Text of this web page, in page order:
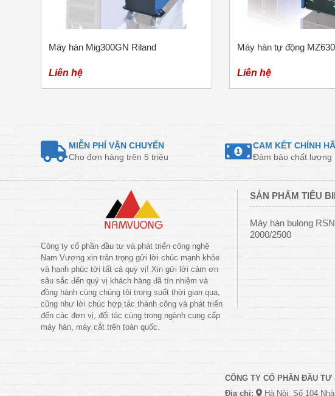
Máy hàn Mig300GN Riland
Liên hệ
Máy hàn tự động
Liên hệ
MIỄN PHÍ VẬN CHUYỂN
Cho đơn hàng trên 5 triệu
CAM KẾT CHÍNH
Đảm bảo chất lượng
Công ty cổ phần đầu tư và phát triển công nghệ
Nam Vượng xin trân trọng gửi lời chúc mạnh khỏe
và hạnh phúc tới tất cả quý vị! Xin gửi lời cảm ơn
sâu sắc đến quý vị khách hàng đã tín nhiệm và
đồng hành cùng chúng tôi trong suốt thời gian qua,
cũng như lời chúc hợp tác thành công và phát triển
đến các đơn vị, đối tác cùng trong ngành cung cấp
máy hàn, máy cắt trên toàn quốc.
SẢN PHẨM TIÊU
Máy hàn bulong
2000/2500
CÔNG TY CỔ PHẦN ĐẦU
Địa chỉ:
Hà Nội: Số 104